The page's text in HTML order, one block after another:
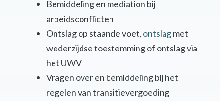
Bemiddeling en mediation bij
arbeidsconflicten
Ontslag op staande voet, ontslagmet
wederzijdse toestemming of ontslag via
het UWV
Vragen over en bemiddeling bij het
regelen van transitievergoeding